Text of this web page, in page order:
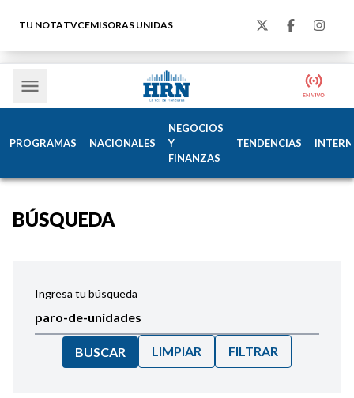
TU NOTATVCEMISORAS UNIDAS
PROGRAMAS NACIONALES
NEGOCIOS
Y
FINANZAS
TENDENCIAS
BÚSQUEDA
Ingresa tu búsqueda
BUSCAR LIMPIAR FILTRAR